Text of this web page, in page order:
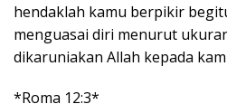
hendaklah kamu berpikir
menguasai diri menurut
dikaruniakan Allah kepada
*Roma 12:3*